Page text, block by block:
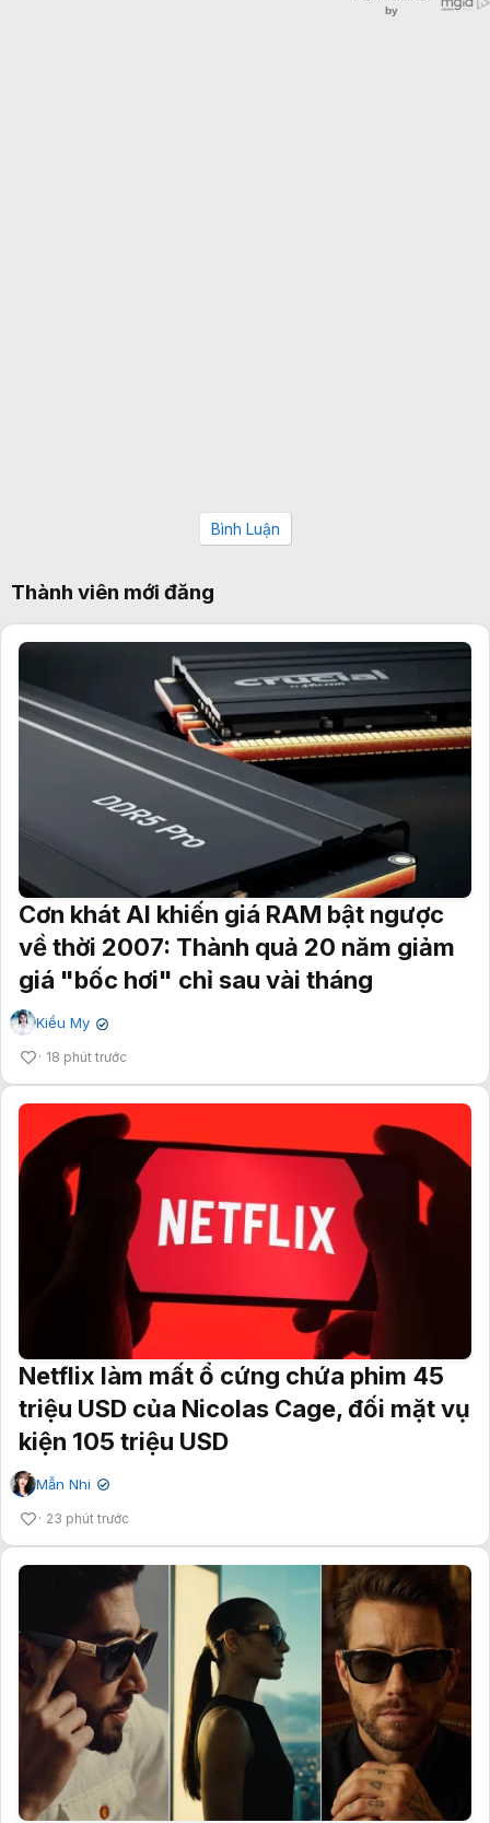
Bình Luận
Thành viên mới đăng
Cơn khát AI khiến giá RAM bật ngược
về thời 2007: Thành quả 20 năm giảm
giá "bốc hơi" chỉ sau vài tháng
Kiều My ✔
18 phút trước
Netflix làm mất ổ cứng chứa phim 45
triệu USD của Nicolas Cage, đối mặt vụ
kiện 105 triệu USD
Mẫn Nhi ✔
23 phút trước